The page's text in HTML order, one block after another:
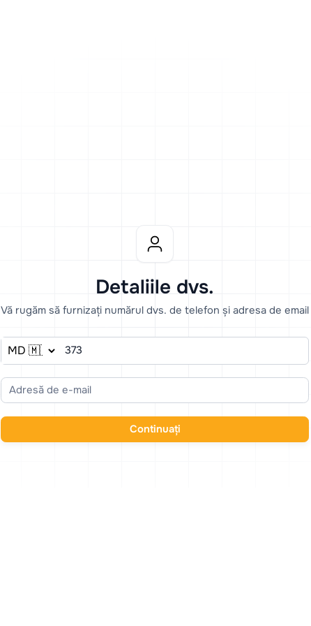
Detaliile dvs.
Vă rugăm să furnizați numărul dvs. de telefon și adresa de email
Continuați